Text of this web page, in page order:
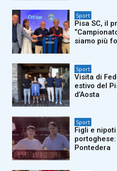
Sport
Pisa SC, il
siamo più
Sport
Visita di
estivo del
d’Aosta
Sport
Figli e
Pontedera